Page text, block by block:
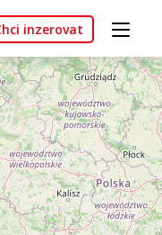
inzerovat